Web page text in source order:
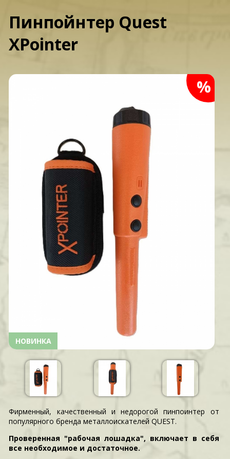
Пинпойнтер Quest
XPointer
НОВИНКА
%
Фирменный, качественный и недорогой пинпоинтер от
популярного бренда металлоискателей QUEST.
Проверенная "рабочая лошадка", включает в себя
все необходимое и достаточное.